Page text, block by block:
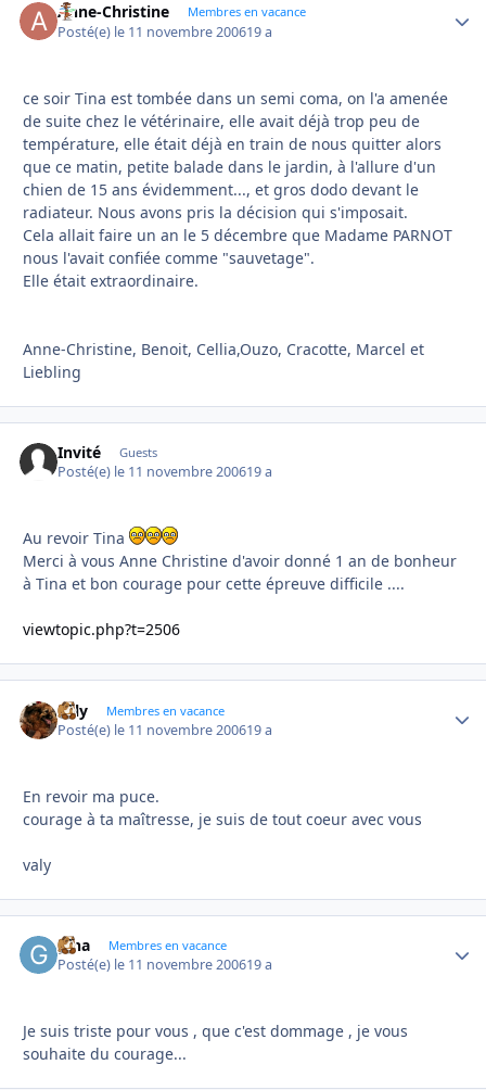
Anne-Christine Membres en vacance
Posté(e) le 11 novembre 200619 a
ce soir Tina est tombée dans un semi coma, on l'a amenée
de suite chez le vétérinaire, elle avait déjà trop peu de
température, elle était déjà en train de nous quitter alors
que ce matin, petite balade dans le jardin, à l'allure d'un
chien de 15 ans évidemment..., et gros dodo devant le
radiateur. Nous avons pris la décision qui s'imposait.
Cela allait faire un an le 5 décembre que Madame PARNOT
nous l'avait confiée comme "sauvetage".
Elle était extraordinaire.
Anne-Christine, Benoit, Cellia,Ouzo, Cracotte, Marcel et
Liebling
Invité Guests
Posté(e) le 11 novembre 200619 a
Au revoir Tina
Merci à vous Anne Christine d'avoir donné 1 an de bonheur
à Tina et bon courage pour cette épreuve difficile ....
viewtopic.php?t=2506
valy Membres en vacance
Posté(e) le 11 novembre 200619 a
En revoir ma puce.
courage à ta maîtresse, je suis de tout coeur avec vous
valy
gina Membres en vacance
Posté(e) le 11 novembre 200619 a
Je suis triste pour vous , que c'est dommage , je vous
souhaite du courage...